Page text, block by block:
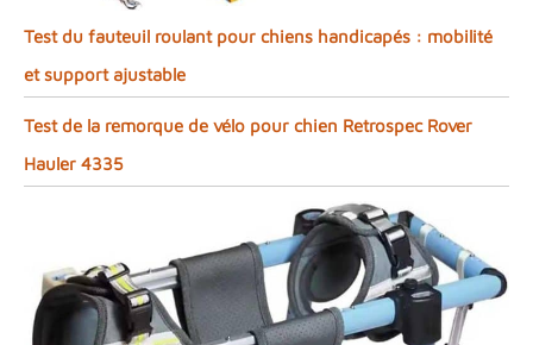
Test du fauteuil roulant pour chiens handicapés : mobilité
et support ajustable
Test de la remorque de vélo pour chien Retrospec Rover
Hauler 4335